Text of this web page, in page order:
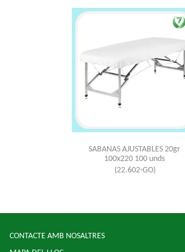
SABANAS AJUSTABLES 20gr
100x220 100 unds
(22.602-GO)
CONTACTE AMB NOSALTRES